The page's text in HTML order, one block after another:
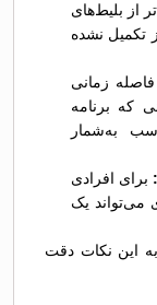
از بلیط‌های
تکمیل نشده
زمانی
که برنامه
به‌شمار
برای افرادی
می‌تواند یک
به این نکات دقت